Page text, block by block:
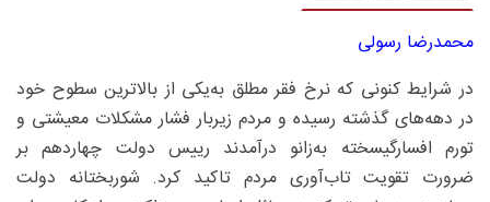
محمدرضا رسولی
در شرایط کنونی که نرخ فقر مطلق به‌یکی از بالاترین سطوح خود
در دهه‌های گذشته رسیده و مردم زیربار فشار مشکلات معیشتی و
تورم افسارگیسخته به‌زانو درآمدند رییس‌ دولت چهاردهم بر
ضرورت تقویت تاب‌آوری مردم تاکید کرد. شوربختانه دولت